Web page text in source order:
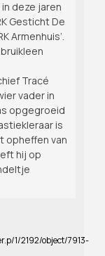
deze jaren
Gesticht De
Armenhuis’.
Tracé
vader in
opgegroeid
is
opheffen van
hij op
1/2192/object/7913-